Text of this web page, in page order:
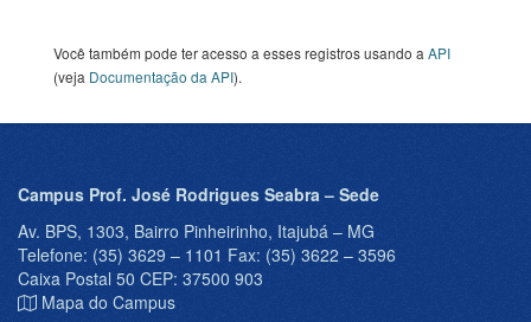
Você também pode ter acesso a esses registros usando a API
(veja Documentação da API).
Campus Prof. José Rodrigues Seabra – Sede
Av. BPS, 1303, Bairro Pinheirinho, Itajubá – MG
Telefone: (35) 3629 – 1101 Fax: (35) 3622 – 3596
Caixa Postal 50 CEP: 37500 903
Mapa do Campus